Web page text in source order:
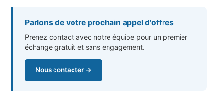
Parlons de votre prochain appel d'offres
Prenez contact avec notre équipe pour un premier
échange gratuit et sans engagement.
Nous contacter →